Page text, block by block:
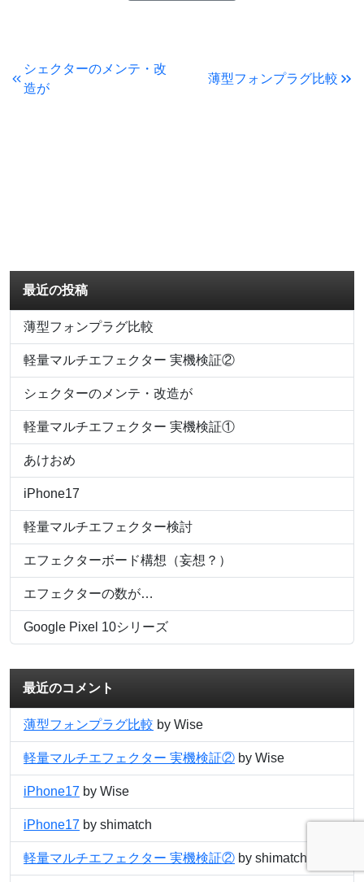
シェクターのメンテ・改
造が
薄型フォンプラグ比較
最近の投稿
薄型フォンプラグ比較
軽量マルチエフェクター 実機検証②
シェクターのメンテ・改造が
軽量マルチエフェクター 実機検証①
あけおめ
iPhone17
軽量マルチエフェクター検討
エフェクターボード構想（妄想？）
エフェクターの数が…
Google Pixel 10シリーズ
最近のコメント
薄型フォンプラグ比較 by Wise
軽量マルチエフェクター 実機検証② by Wise
iPhone17 by Wise
iPhone17 by shimatch
軽量マルチエフェクター 実機検証② by shimatch